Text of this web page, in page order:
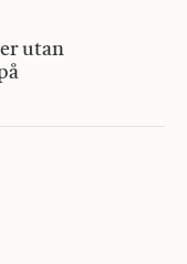
utan